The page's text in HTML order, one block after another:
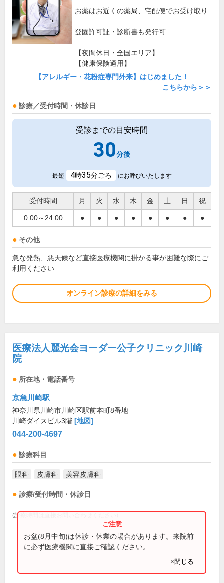
お薬はお近くの薬局、宅配便でお受け取り
登園許可証・診断書も発行可
【夜間休日・全国エリア】
【健康保険適用】
【アレルギー・花粉症専門外来】はじめました！
こちらから＞＞
診療／受付時間・休診日
受診までの目安時間
30分後
最短 4時35分ごろ にお呼びいたします
受付時間 月 火 水 木 金 土 日 祝
0:00～24:00 ● ● ● ● ● ● ● ●
その他
急な発熱、悪天候など直接医療機関に掛かる事が困難な際にご
利用ください
オンライン診療の詳細をみる
医療法人麗光会ヨーダー公子クリニック川崎
院
所在地・電話番号
京急川崎駅
神奈川県川崎市川崎区駅前本町8番地
川崎ダイスビル3階 [地図]
044-200-4697
診療科目
眼科 皮膚科 美容皮膚科
診療/受付時間・休診日
(診療時間は直接お問い合わせください)
お盆(8月中旬)は休診・休業の場合があります。来院前
に必ず医療機関に直接ご確認ください。
×閉じる